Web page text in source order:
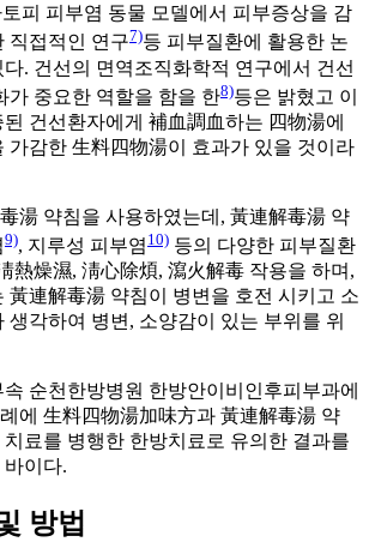
피 피부염 동물 모델에서 피부증상을 감
직접적인 연구7)등 피부질환에 활용한 논
. 건선의 면역조직화학적 연구에서 건선
가 중요한 역할을 함을 한8)등은 밝혔고 이
건선환자에게 補血調血하는 四物湯에
가감한 生料四物湯이 효과가 있을 것이라
湯 약침을 사용하였는데, 黃連解毒湯 약
9), 지루성 피부염 10) 등의 다양한 피부질환
熱燥濕, 淸心除煩, 瀉火解毒 작용을 하며,
黃連解毒湯 약침이 병변을 호전 시키고 소
생각하여 병변, 소양감이 있는 부위를 위
순천한방병원 한방안이비인후피부과에
에 生料四物湯加味方과 黃連解毒湯 약
료를 병행한 한방치료로 유의한 결과를
이다.
방법